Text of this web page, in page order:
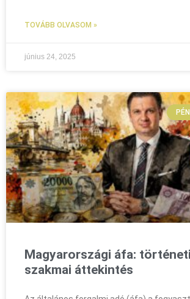
TOVÁBB OLVASOM »
június 24, 2025
Magyarországi áfa:
szakmai áttekintés